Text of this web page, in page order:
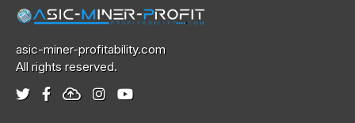
asic-miner-profitability.com
All rights reserved.